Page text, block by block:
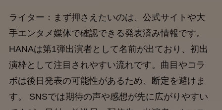
ライター：まず押さえたいのは、公式サイトや大
手エンタメ媒体で確認できる発表済み情報です。
HANAは第1弾出演者として名前が出ており、初出
演枠として注目されやすい流れです。曲目やコラ
ボは後日発表の可能性があるため、断定を避けま
す。 SNSでは期待の声や感想が先に広がりやすい